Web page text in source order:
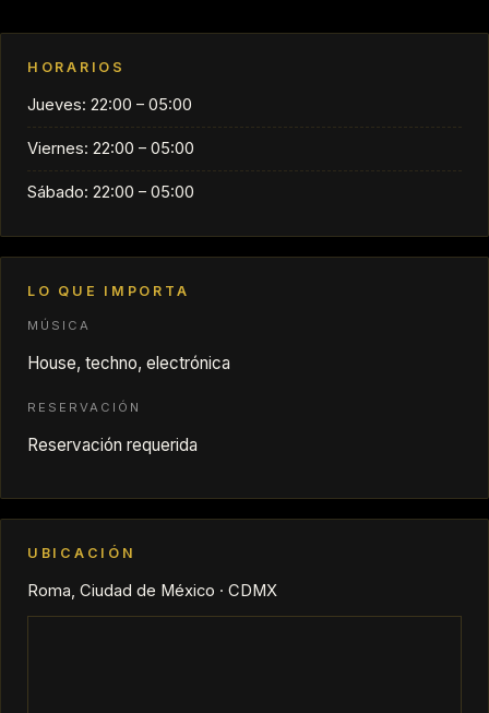
HORARIOS
Jueves: 22:00 – 05:00
Viernes: 22:00 – 05:00
Sábado: 22:00 – 05:00
LO QUE IMPORTA
MÚSICA
House, techno, electrónica
RESERVACIÓN
Reservación requerida
UBICACIÓN
Roma, Ciudad de México · CDMX